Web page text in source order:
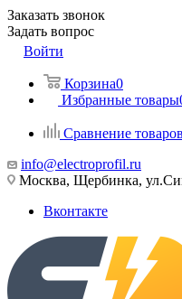
Заказать звонок
Задать вопрос
Войти
Корзина0
Избранные товары
Сравнение товаров
info@electroprofil.ru
Москва, Щербинка,
Вконтакте